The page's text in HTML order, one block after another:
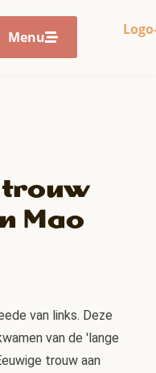
Menu
trouw
Mao
van links. Deze
van de 'lange
trouw aan